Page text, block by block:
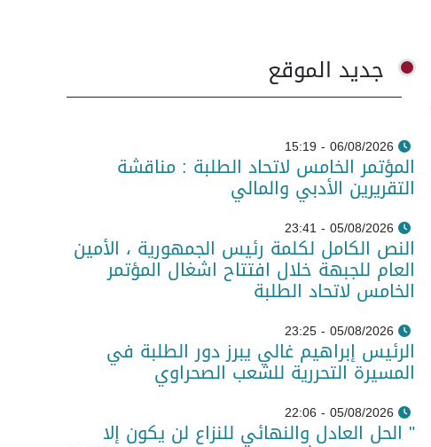
جديد الموقع
06/08/2026 - 15:19
المؤتمر الخامس لاتحاد الطلبة : مناقشة
التقريرين الأدبي والمالي
05/08/2026 - 23:41
النص الكامل لكلمة رئيس الجمهورية ، الأمين
العام للجبهة خلال افتتاح اشغال المؤتمر
الخامس لاتحاد الطلبة
05/08/2026 - 23:25
الرئيس إبراهيم غالي يبرز دور الطلبة في
المسيرة التحررية للشعب الصحراوي
05/08/2026 - 22:06
" الحل العادل والنهائي للنزاع لن يكون إلا